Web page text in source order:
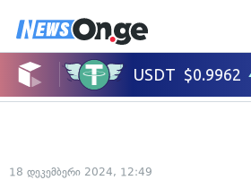
18 დეკემბერი 2024, 12:49